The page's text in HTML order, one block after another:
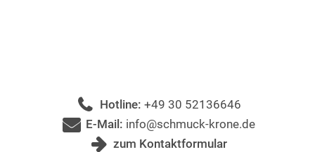
Hotline: +49 30 52136646
E-Mail: info@schmuck-krone.de
zum Kontaktformular